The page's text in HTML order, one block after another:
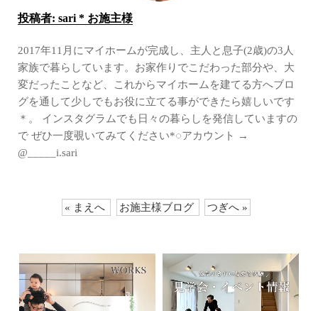
投稿者: sari * お施主様
2017年11月にマイホームが完成し、主人と息子(2歳)の3人
家族で暮らしています。お家作りでこだわった部分や、大
変だったことなど、これからマイホームを建てる方へブロ
グを通して少しでもお役に立てる事ができたら嬉しいです
＊。 インスタグラムでも日々の暮らしを発信していますの
で ぜひ一度覗いてみてください*◌アカウント →
@_____i.sari
« まえへ お施主様ブログ つぎへ »